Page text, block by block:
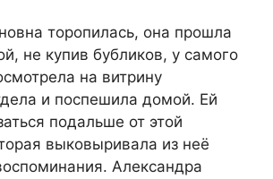
торопилась, она прошла
не купив бубликов, у самого
на витрину
и поспешила домой. Ей
подальше от этой
выковыривала из неё
Александра